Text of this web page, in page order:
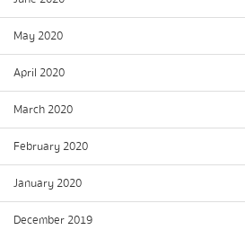
May 2020
April 2020
March 2020
February 2020
January 2020
December 2019